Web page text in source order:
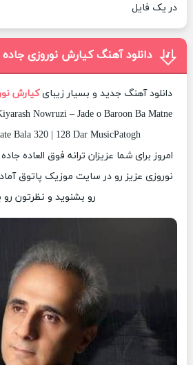
در یک فایل
دانلود آهنگ کیارش نوروزی جاده
دانلود آهنگ جدید و بسیار زیبایکیارش
Nowruzi – Jade o Baroon Ba Matne
Bala 320 | 128 Dar MusicPatogh
امروز برای شما عزیزان ترانه فوق العاده
نوروزی عزیز رو در سایت موزیک پاتوق
رو بشنوید و نظرتون رو